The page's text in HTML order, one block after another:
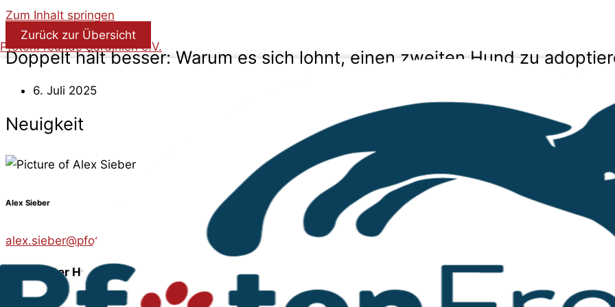
Zum Inhalt springen
PfotenFreunde Sardinien e.V.
Zurück zur Übersicht
Doppelt hält besser: Warum es sich lohnt, einen zweiten Hund zu
6. Juli 2025
Neuigkeit
Alex Sieber
alex.sieber@pfotenfreunde-sardinien.de oder direkt Tel. 0170 9941956
Ein zweiter Hund? Ist das nicht zu viel?